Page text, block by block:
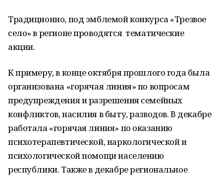
Традиционно, под эмблемой конкурса «Трезвое
село» в регионе проводятся тематические
акции.
К примеру, в конце октября прошлого года была
организована «горячая линия» по вопросам
предупреждения и разрешения семейных
конфликтов, насилия в быту, разводов. В декабре
работала «горячая линия» по оказанию
психотерапевтической, наркологической и
психологической помощи населению
республики. Также в декабре региональное